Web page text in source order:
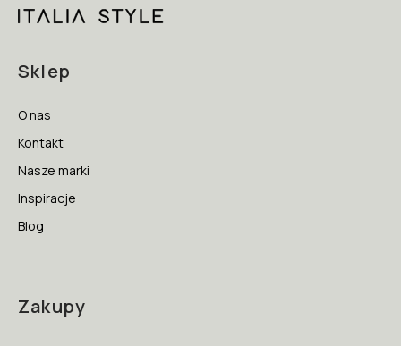
Sklep
O nas
Kontakt
Nasze marki
Inspiracje
Blog
Zakupy